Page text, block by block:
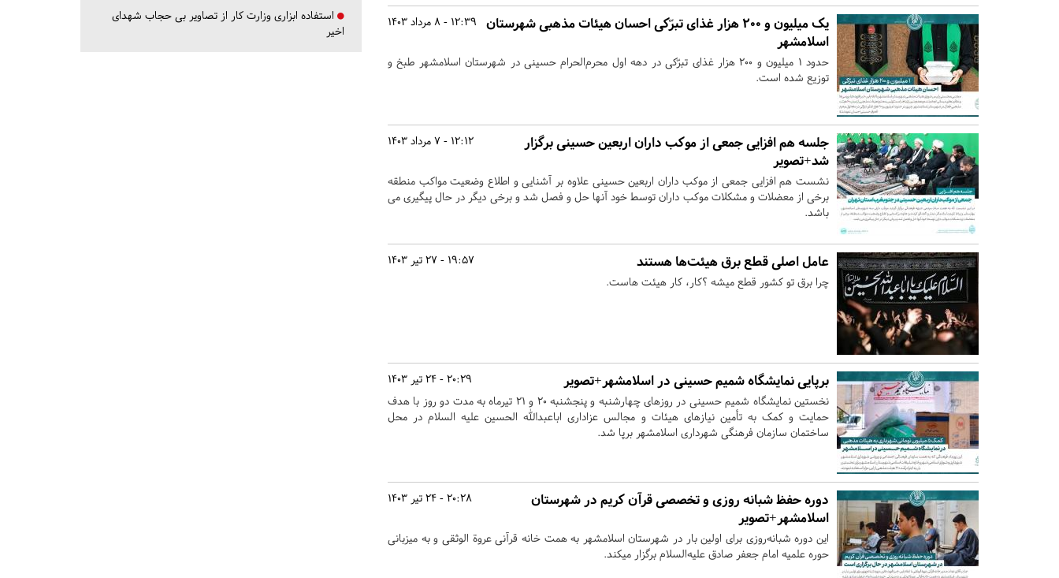
12:39 - 8 مرداد 1403
یک میلیون و ۲۰۰ هزار غذای تبرّکی احسان هیئات مذهبی شهرستان
اسلامشهر
حدود ۱ میلیون و ۲۰۰ هزار غذای تبرّکی در دهه اول محرم‌الحرام حسینی در شهرستان اسلامشهر طبخ و
توزیع شده است.
12:12 - 7 مرداد 1403
جلسه هم افزایی جمعی از موکب داران اربعین حسینی برگزار
شد+تصویر
نشست هم افزایی جمعی از موکب داران اربعین حسینی علاوه بر آشنایی و اطلاع وضعیت مواکب منطقه
برخی از معضلات و مشکلات موکب داران توسط خود آنها حل و فصل شد و برخی دیگر در حال پیگیری می
باشد.
19:57 - 27 تیر 1403 عامل اصلی قطع برق هیئت‌ها هستند
چرا برق تو کشور قطع میشه ؟کار، کار هیئت هاست.
20:29 - 24 تیر 1403 برپایی نمایشگاه شمیم حسینی در اسلامشهر+تصویر
نخستین نمایشگاه شمیم حسینی در روزهای چهارشنبه و پنجشنبه ۲۰ و ۲۱ تیرماه به مدت دو روز با هدف
حمایت و کمک به تأمین نیازهای هیئات و مجالس عزاداری اباعبدالله الحسین علیه السلام در محل
ساختمان سازمان فرهنگی شهرداری اسلامشهر برپا شد.
20:28 - 24 تیر 1403
دوره حفظ شبانه روزی و تخصصی قرآن کریم در شهرستان
اسلامشهر+تصویر
این دوره شبانه‌روزی برای اولین بار در شهرستان اسلامشهر به همت خانه قرآنی عروة الوثقی و به میزبانی
حوره علمیه امام جعفر صادق علیه‌السلام برگزار میکند.
استفاده ابزاری وزارت کار از تصاویر بی حجاب شهدای
اخیر